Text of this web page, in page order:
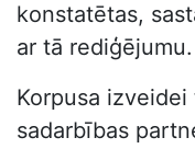
konstatētas,
ar tā rediģējumu.
Korpusa
sadarbības